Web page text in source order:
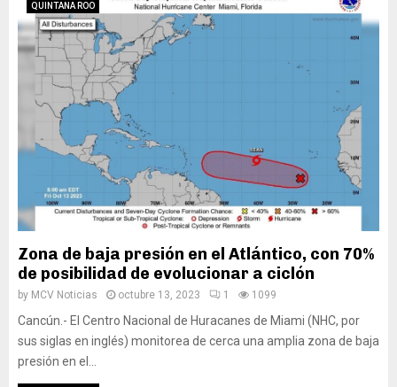
QUINTANA ROO
Zona de baja presión en el Atlántico, con 70%
de posibilidad de evolucionar a ciclón
by MCV Noticias octubre 13, 2023 1 1099
Cancún.- El Centro Nacional de Huracanes de Miami (NHC, por
sus siglas en inglés) monitorea de cerca una amplia zona de baja
presión en el...